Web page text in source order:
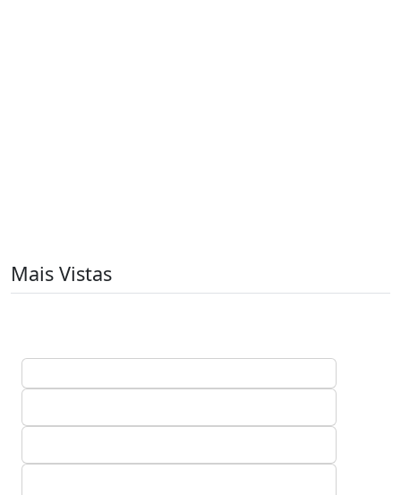
Mais Vistas